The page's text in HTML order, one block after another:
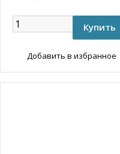
Добавить в избранное